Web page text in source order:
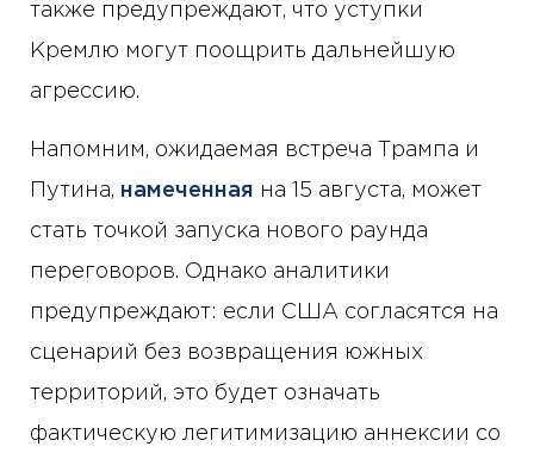
также предупреждают, что уступки
Кремлю могут поощрить дальнейшую
агрессию.
Напомним, ожидаемая встреча Трампа и
Путина, намеченная на 15 августа, может
стать точкой запуска нового раунда
переговоров. Однако аналитики
предупреждают: если США согласятся на
сценарий без возвращения южных
территорий, это будет означать
фактическую легитимизацию аннексии со